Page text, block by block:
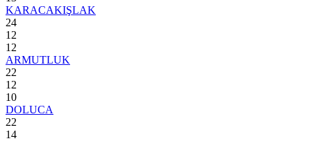
KARACAKIŞLAK
24
12
12
ARMUTLUK
22
12
10
DOLUCA
22
14